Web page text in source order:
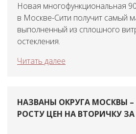
Новая многофункциональная
в Москве-Сити получит самый
выполненный из сплошного
остекления.
Читать далее
НАЗВАНЫ ОКРУГА МОСКВЫ
РОСТУ ЦЕН НА ВТОРИЧКУ